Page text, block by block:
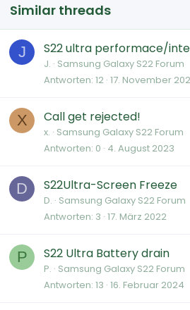
Similar threads
J S22 ultra performace/
J. Samsung Galaxy S22 Forum
Antworten 12 17. November
X Call get rejected!
x. Samsung Galaxy S22 Forum
Antworten 0 4. August 2023
D S22Ultra-Screen Freeze
D. Samsung Galaxy S22 Forum
Antworten 3 17. März 2022
P S22 Ultra Battery drain
P. Samsung Galaxy S22 Forum
Antworten 13 16. Februar 2024